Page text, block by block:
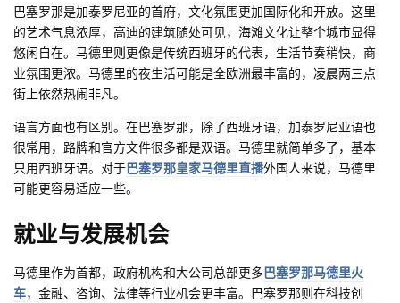
巴塞罗那是加泰罗尼亚的首府，文化氛围更加国际化和开放。这里
的艺术气息浓厚，高迪的建筑随处可见，海滩文化让整个城市显得
悠闲自在。 马德里则更像是传统西班牙的代表，生活节奏稍快，商
业氛围更浓。马德里的夜生活可能是全欧洲最丰富的，凌晨两三点
街上依然热闹非凡。
语言方面也有区别。在巴塞罗那，除了西班牙语，加泰罗尼亚语也
很常用，路牌和官方文件很多都是双语。马德里就简单多了，基本
只用西班牙语。对于巴塞罗那皇家马德里直播外国人来说，马德里
可能更容易适应一些。
就业与发展机会
马德里作为首都，政府机构和大公司总部更多巴塞罗那马德里火
车，金融、咨询、法律等行业机会更丰富。巴塞罗那则在科技创